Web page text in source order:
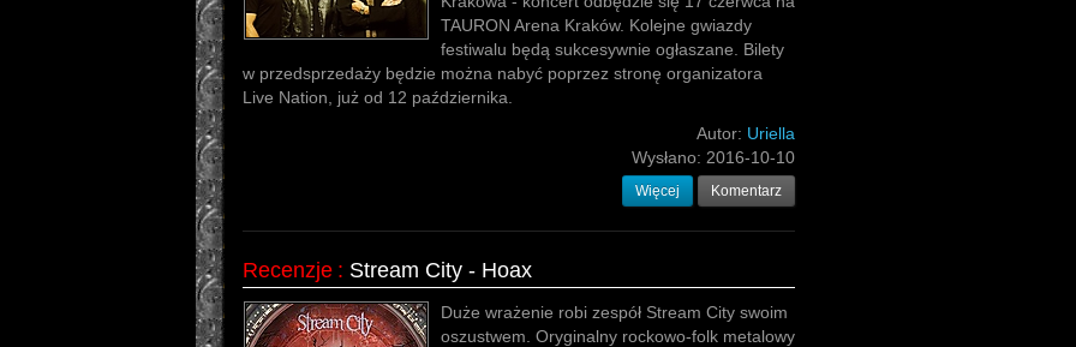
TAURON Arena Kraków. Kolejne gwiazdy
festiwalu będą sukcesywnie ogłaszane. Bilety
w przedsprzedaży będzie można nabyć poprzez stronę organizatora
Live Nation, już od 12 października.
Autor: Uriella
Wysłano: 2016-10-10
Więcej Komentarz
Recenzje : Stream City - Hoax
Duże wrażenie robi zespół Stream City swoim
oszustwem. Oryginalny rockowo-folk metalowy